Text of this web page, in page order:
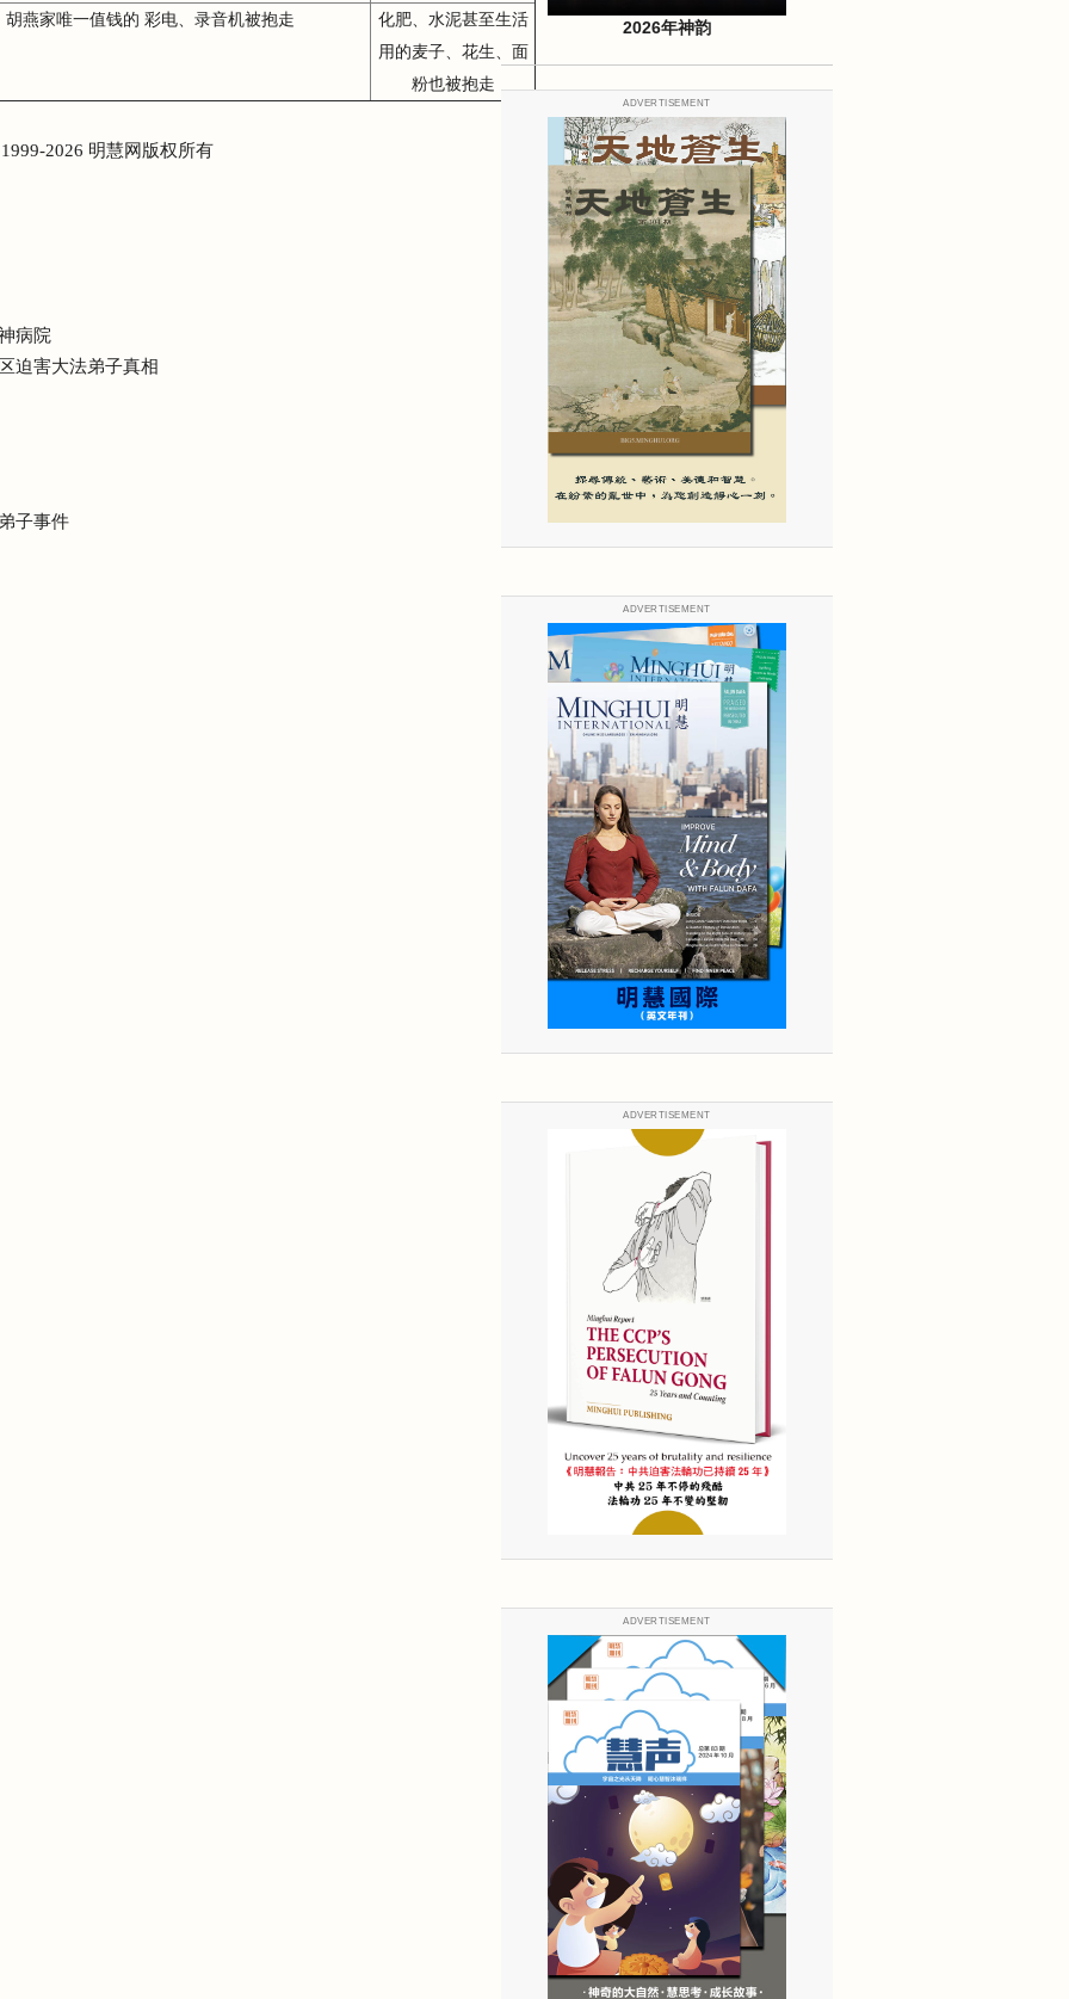
胡燕家唯一值钱的 彩电、录音机被抱走
化肥、水泥甚至生活
用的麦子、花生、面
粉也被抱走
2026 明慧网版权所有
病院
迫害大法弟子真相
子事件
2026年神韵
ADVERTISEMENT
ADVERTISEMENT
ADVERTISEMENT
ADVERTISEMENT